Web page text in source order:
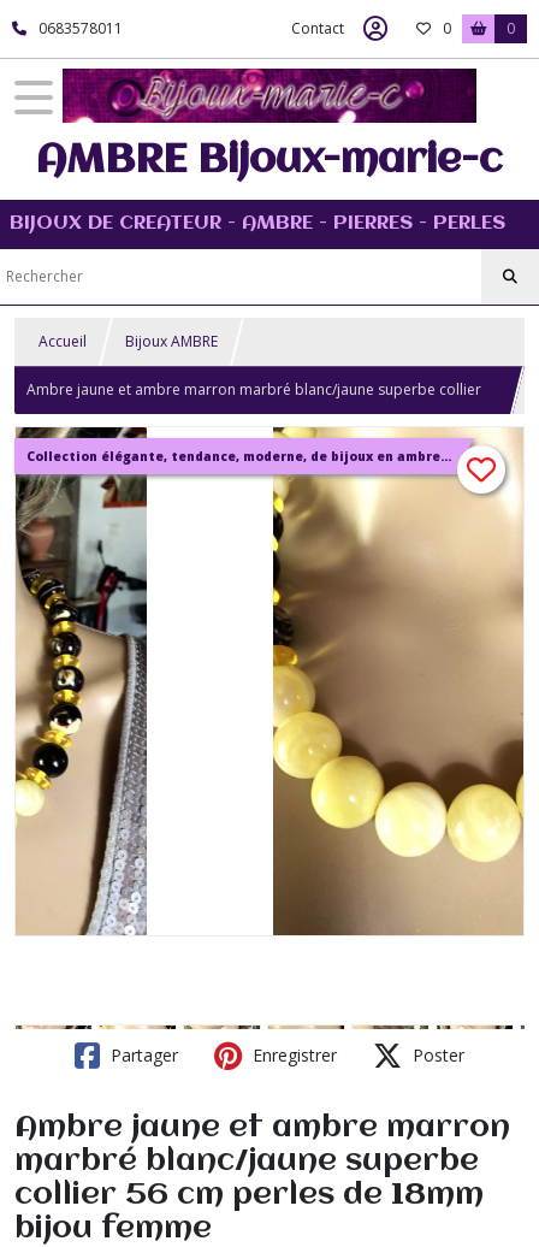
0683578011 Contact 0 0
AMBRE Bijoux-marie-c
BIJOUX DE CREATEUR - AMBRE - PIERRES - PERLES
Accueil Bijoux AMBRE
Ambre jaune et ambre marron marbré blanc/jaune superbe collier
56 cm perles de 18mm bijou femme
Collection élégante, tendance, moderne, de bijoux en ambre, pierre, perles.
Partager Enregistrer Poster
Ambre jaune et ambre marron
marbré blanc/jaune superbe
collier 56 cm perles de 18mm
bijou femme